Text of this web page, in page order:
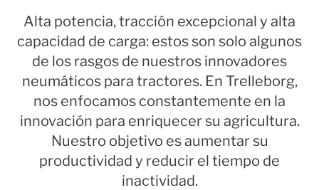
Alta potencia, tracción excepcional y alta
capacidad de carga: estos son solo algunos
de los rasgos de nuestros innovadores
neumáticos para tractores. En Trelleborg,
nos enfocamos constantemente en la
innovación para enriquecer su agricultura.
Nuestro objetivo es aumentar su
productividad y reducir el tiempo de
inactividad.